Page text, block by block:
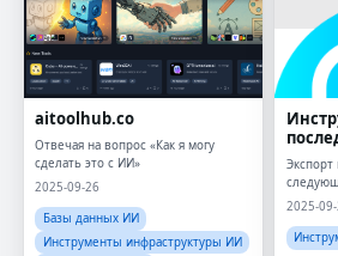
aitoolhub.co
Отвечая на вопрос «Как я могу
сделать это с ИИ»
2025-09-26
Базы данных ИИ
Инструменты инфраструктуры ИИ
от
нашим
2025-